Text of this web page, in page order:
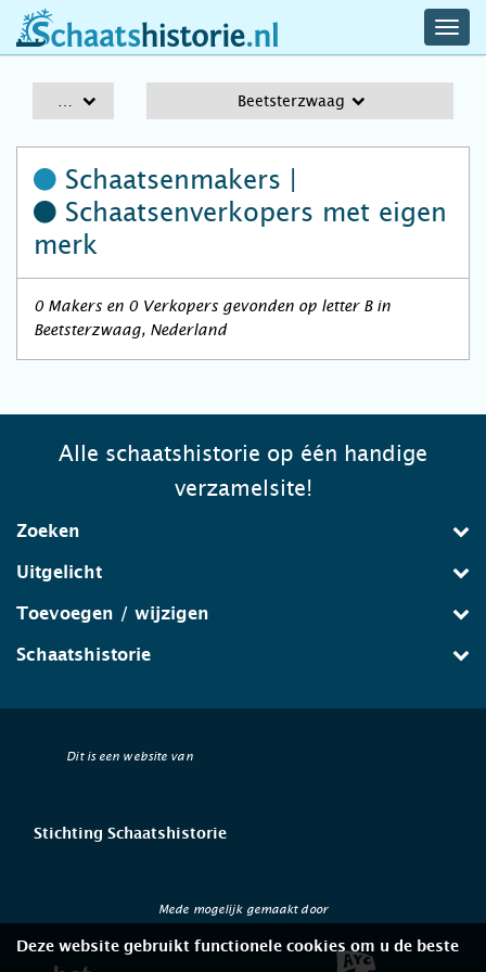
schaatshistorie.nl
Beetsterzwaag
Schaatsenmakers |
Schaatsenverkopers met eigen
merk
0 Makers en 0 Verkopers gevonden op letter B in
Beetsterzwaag, Nederland
Alle schaatshistorie op één handige
verzamelsite!
Zoeken
Uitgelicht
Toevoegen / wijzigen
Schaatshistorie
Dit is een website van
Stichting Schaatshistorie
Mede mogelijk gemaakt door
Deze website gebruikt functionele cookies om u de beste